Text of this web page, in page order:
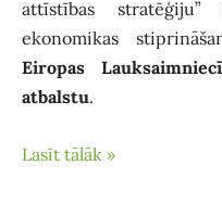
attīstības stratēģiju”
ekonomikas
Eiropas
atbalstu.
Lasīt tālāk »